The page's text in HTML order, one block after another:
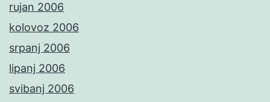
rujan 2006
kolovoz 2006
srpanj 2006
lipanj 2006
svibanj 2006